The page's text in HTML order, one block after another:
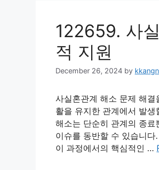
122659. 사
적 지원
December 26, 2024 by
사실혼관계 해소 문제 해
활을 유지한 관계에서 발
해소는 단순히 관계의 종
이슈를 동반할 수 있습니
이 과정에서의 핵심적인 …